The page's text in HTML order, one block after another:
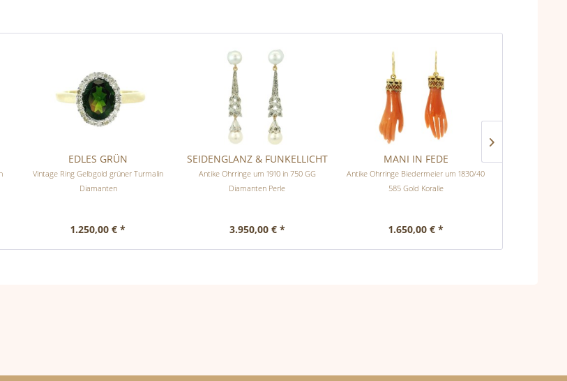
EDLES GRÜN
Vintage Ring Gelbgold grüner Turmalin
Diamanten
1.250,00 € *
SEIDENGLANZ & FUNKELLICHT
Antike Ohrringe um 1910 in 750 GG
Diamanten Perle
3.950,00 € *
MANI IN FEDE
Antike Ohrringe Biedermeier um 1830/40
585 Gold Koralle
1.650,00 € *